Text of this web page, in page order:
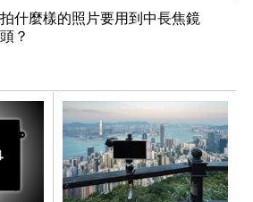
拍什麼樣的照片要用到中長焦鏡
頭？